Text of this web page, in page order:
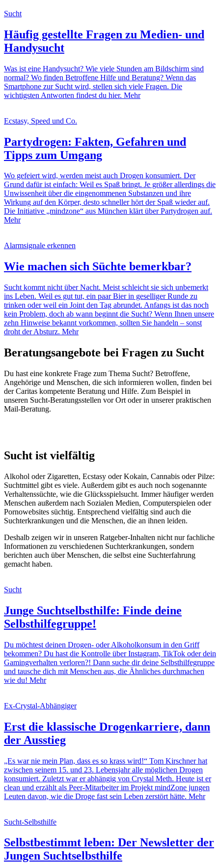
Sucht
Häufig gestellte Fragen zu Medien- und
Handysucht
Was ist eine Handysucht? Wie viele Stunden am Bildschirm sind
normal? Wo finden Betroffene Hilfe und Beratung? Wenn das
Smartphone zur Sucht wird, stellen sich viele Fragen. Die
wichtigsten Antworten findest du hier. Mehr
Ecstasy, Speed und Co.
Partydrogen: Fakten, Gefahren und
Tipps zum Umgang
Wo gefeiert wird, werden meist auch Drogen konsumiert. Der
Grund dafür ist einfach: Weil es Spaß bringt. Je größer allerdings die
Unwissenheit über die eingenommenen Substanzen und ihre
Wirkung auf den Körper, desto schneller hört der Spaß wieder auf.
Die Initiative „mindzone“ aus München klärt über Partydrogen auf.
Mehr
Alarmsignale erkennen
Wie machen sich Süchte bemerkbar?
Sucht kommt nicht über Nacht. Meist schleicht sie sich unbemerkt
ins Leben. Weil es gut tut, ein paar Bier in geselliger Runde zu
trinken oder weil ein Joint den Tag abrundet. Anfangs ist das noch
kein Problem, doch ab wann beginnt die Sucht? Wenn Ihnen unsere
zehn Hinweise bekannt vorkommen, sollten Sie handeln – sonst
droht der Absturz. Mehr
Beratungsangebote bei Fragen zu Sucht
Du hast eine konkrete Frage zum Thema Sucht? Betroffene,
Angehörige und Menschen, die sich informieren wollen, finden bei
der Caritas kompetente Beratung und Hilfe. Zum Beispiel in
unseren Sucht-Beratungsstellen vor Ort oder in unserer praktischen
Mail-Beratung.
Sucht ist vielfältig
Alkohol oder Zigaretten, Ecstasy oder Kokain, Cannabis oder Pilze:
Suchtmittel gibt es viele. Außerdem gibt es auch noch sogenannte
Verhaltenssüchte, wie die Glücksspielsucht. Immer häufiger werden
Menschen außerdem nach Sozialen Medien, Computerspielen oder
Pornowebsites süchtig. Entsprechend vielfältig sind auch die
Suchterkrankungen und die Menschen, die an ihnen leiden.
Deshalb zeigen wir in unseren Ratgeber-Inhalten nicht nur fachliche
Informationen zu verschiedenen Suchterkrankungen, sondern
berichten auch über Menschen, die selbst eine Suchterfahrung
gemacht haben.
Sucht
Junge Suchtselbsthilfe: Finde deine
Selbsthilfegruppe!
Du möchtest deinen Drogen- oder Alkoholkonsum in den Griff
bekommen? Du hast die Kontrolle über Instagram, TikTok oder dein
Gamingverhalten verloren?! Dann suche dir deine Selbsthilfegruppe
und tausche dich mit Menschen aus, die Ähnliches durchmachen
wie du! Mehr
Ex-Crystal-Abhängiger
Erst die klassische Drogenkarriere, dann
der Ausstieg
„Es war nie mein Plan, dass es so krass wird!“ Tom Kirschner hat
zwischen seinem 15. und 23. Lebensjahr alle möglichen Drogen
konsumiert. Zuletzt war er abhängig von Crystal Meth. Heute ist er
clean und erzählt als Peer-Mitarbeiter im Projekt mindZone jungen
Leuten davon, wie die Droge fast sein Leben zerstört hätte. Mehr
Sucht-Selbsthilfe
Selbstbestimmt leben: Der Newsletter der
Jungen Suchtselbsthilfe